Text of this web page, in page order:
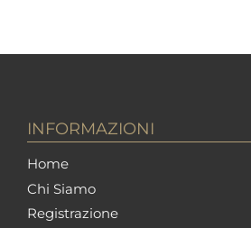
INFORMAZIONI
Home
Chi Siamo
Registrazione